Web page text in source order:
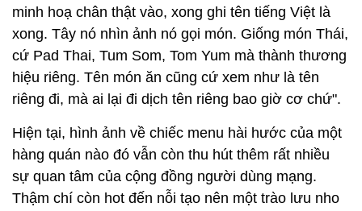
minh hoạ chân thật vào, xong ghi tên tiếng Việt là
xong. Tây nó nhìn ảnh nó gọi món. Giống món Thái,
cứ Pad Thai, Tum Som, Tom Yum mà thành thương
hiệu riêng. Tên món ăn cũng cứ xem như là tên
riêng đi, mà ai lại đi dịch tên riêng bao giờ cơ chứ".
Hiện tại, hình ảnh về chiếc menu hài hước của một
hàng quán nào đó vẫn còn thu hút thêm rất nhiều
sự quan tâm của cộng đồng người dùng mạng.
Thậm chí còn hot đến nỗi tạo nên một trào lưu nho